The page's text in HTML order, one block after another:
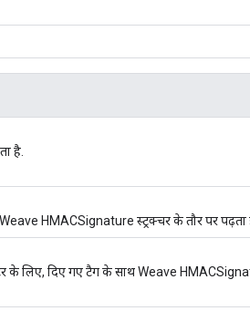
है.
Weave HMACSignature स्ट्रक्चर के तौर पर पढ़ता
के लिए, दिए गए टैग के साथ Weave